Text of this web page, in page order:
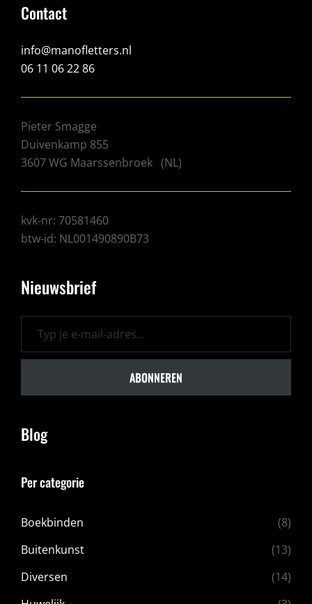
Contact
info@manofletters.nl
06 11 06 22 86
Pieter Smagge
Duivenkamp 855
3607 WG Maarssenbroek (NL)
kvk-nr: 70581460
btw-id: NL001490890B73
Nieuwsbrief
Typ je e-mail-adres...
ABONNEREN
Blog
Per categorie
Boekbinden
(8)
Buitenkunst
(13)
Diversen
(14)